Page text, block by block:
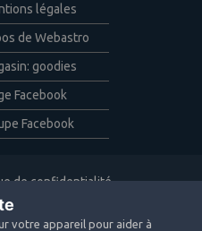
légales
de Webastro
goodies
Facebook
Facebook
de confidentialité
Webastro
votre appareil pour aider à